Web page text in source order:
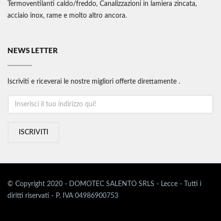
Termoventilanti caldo/freddo, Canalizzazioni in lamiera zincata,
acciaio inox, rame e molto altro ancora.
NEWS LETTER
Iscriviti e riceverai le nostre migliori offerte direttamente .
ISCRIVITI
© Copyright 2020 - DOMOTEC SALENTO SRLS - Lecce - Tutti i
diritti riservati - P. IVA 04986900753